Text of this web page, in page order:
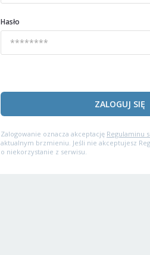
Hasło
ZALOGUJ SIĘ
Zalogowanie oznacza akceptację Regulaminu
aktualnym brzmieniu. Jeśli nie akceptujesz
o niekorzystanie z serwisu.